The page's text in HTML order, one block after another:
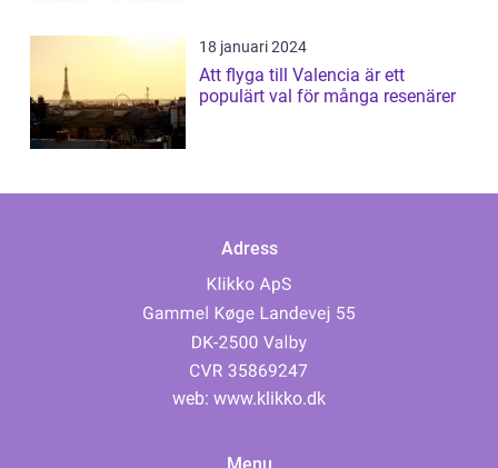
18 januari 2024
Att flyga till Valencia är ett
populärt val för många resenärer
Adress
web: www.klikko.dk